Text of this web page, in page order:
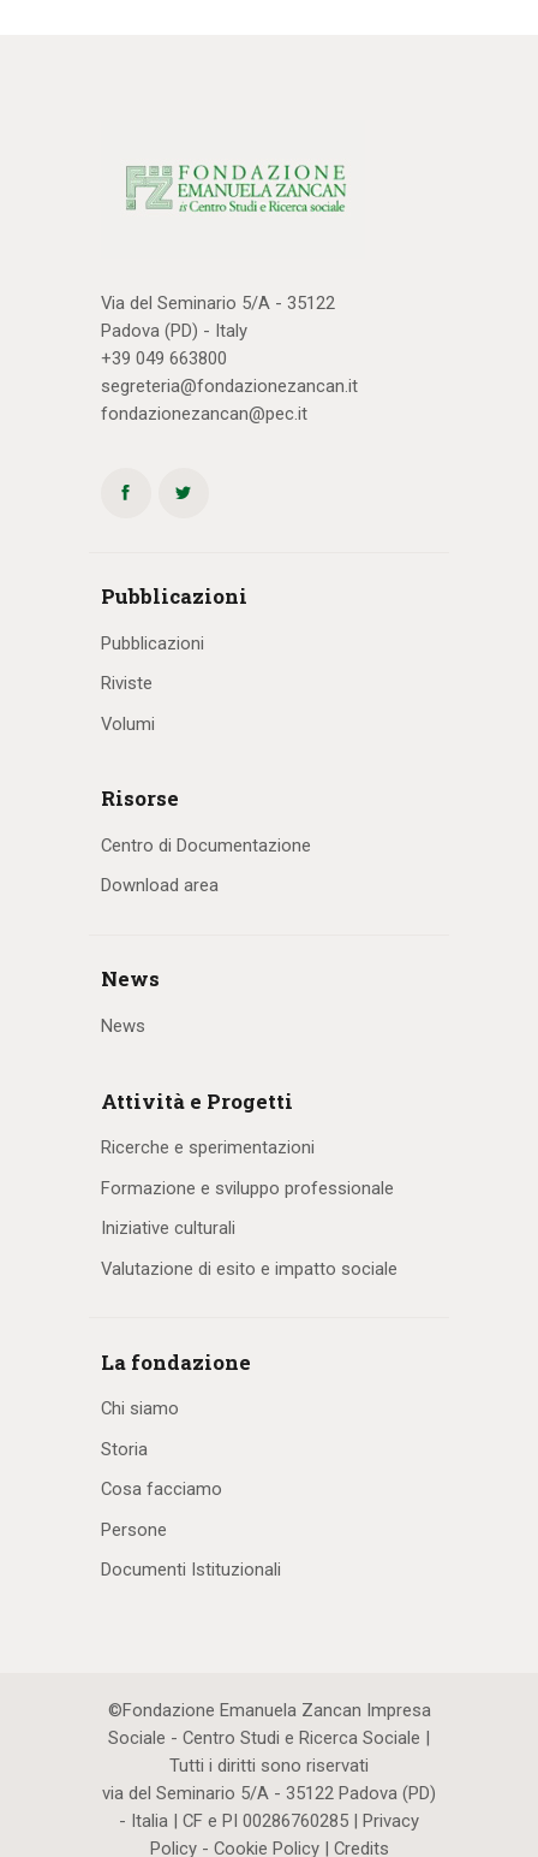
Via del Seminario 5/A - 35122
Padova (PD) - Italy
+39 049 663800
segreteria@fondazionezancan.it
fondazionezancan@pec.it
Pubblicazioni
Pubblicazioni
Riviste
Volumi
Risorse
Centro di Documentazione
Download area
News
News
Attività e Progetti
Ricerche e sperimentazioni
Formazione e sviluppo professionale
Iniziative culturali
Valutazione di esito e impatto sociale
La fondazione
Chi siamo
Storia
Cosa facciamo
Persone
Documenti Istituzionali
©Fondazione Emanuela Zancan Impresa
Sociale - Centro Studi e Ricerca Sociale |
Tutti i diritti sono riservati
via del Seminario 5/A - 35122 Padova (PD)
- Italia | CF e PI 00286760285 | Privacy
Policy- Cookie Policy| Credits